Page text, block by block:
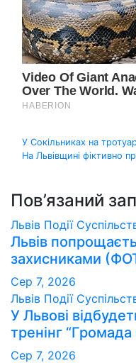
Навігація
У Сокільниках на
На Львівщині фіктивно
Пов’язаний
Львів Події
Львів
захисниками
Сер 7, 2026
Львів Події
У Львові
тренінг
Сер 7, 2026